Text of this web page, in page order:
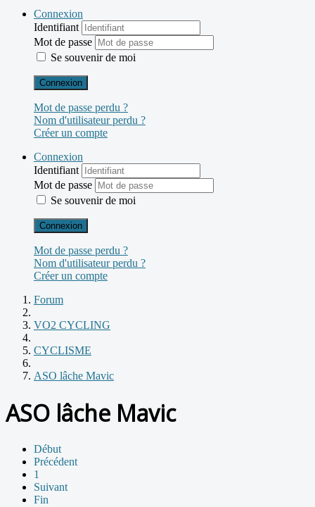
Connexion
Identifiant
Mot de passe
Se souvenir de moi
Connexion
Mot de passe perdu ?
Nom d'utilisateur perdu ?
Créer un compte
Connexion
Identifiant
Mot de passe
Se souvenir de moi
Connexion
Mot de passe perdu ?
Nom d'utilisateur perdu ?
Créer un compte
Forum
VO2 CYCLING
CYCLISME
ASO lâche Mavic
ASO lâche Mavic
Début
Précédent
1
Suivant
Fin